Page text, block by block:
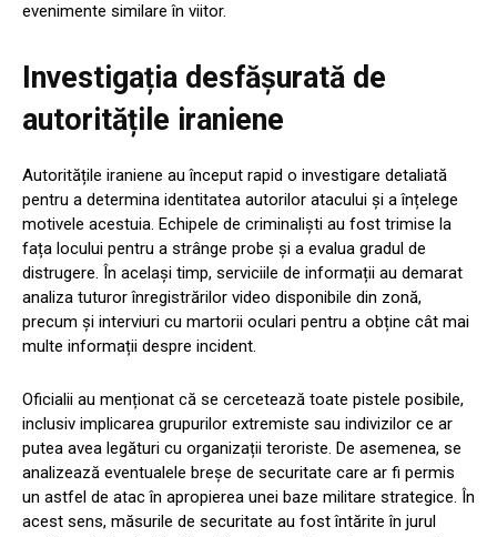
evenimente similare în viitor.
Investigația desfășurată de
autoritățile iraniene
Autoritățile iraniene au început rapid o investigare detaliată
pentru a determina identitatea autorilor atacului și a înțelege
motivele acestuia. Echipele de criminaliști au fost trimise la
fața locului pentru a strânge probe și a evalua gradul de
distrugere. În același timp, serviciile de informații au demarat
analiza tuturor înregistrărilor video disponibile din zonă,
precum și interviuri cu martorii oculari pentru a obține cât mai
multe informații despre incident.
Oficialii au menționat că se cercetează toate pistele posibile,
inclusiv implicarea grupurilor extremiste sau indivizilor ce ar
putea avea legături cu organizații teroriste. De asemenea, se
analizează eventualele breșe de securitate care ar fi permis
un astfel de atac în apropierea unei baze militare strategice. În
acest sens, măsurile de securitate au fost întărite în jurul